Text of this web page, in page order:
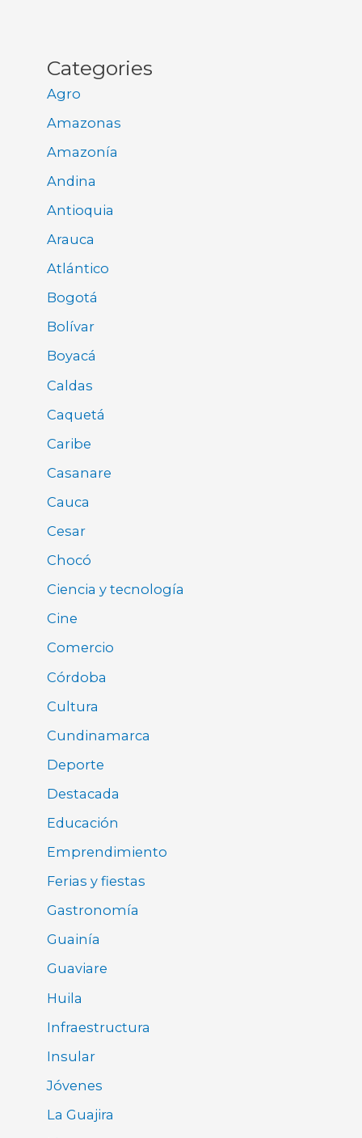
Categories
Agro
Amazonas
Amazonía
Andina
Antioquia
Arauca
Atlántico
Bogotá
Bolívar
Boyacá
Caldas
Caquetá
Caribe
Casanare
Cauca
Cesar
Chocó
Ciencia y tecnología
Cine
Comercio
Córdoba
Cultura
Cundinamarca
Deporte
Destacada
Educación
Emprendimiento
Ferias y fiestas
Gastronomía
Guainía
Guaviare
Huila
Infraestructura
Insular
Jóvenes
La Guajira